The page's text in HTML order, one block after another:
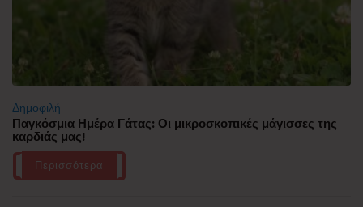
Δημοφιλή
Παγκόσμια Ημέρα Γάτας: Οι μικροσκοπικές μάγισσες της
καρδιάς μας!
Περισσότερα